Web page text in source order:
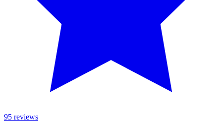
95 reviews